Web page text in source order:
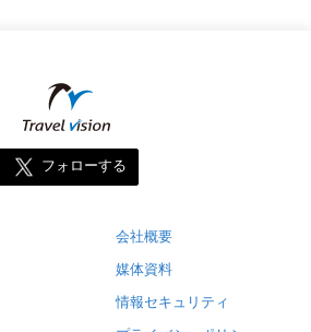
フォローする
会社概要
媒体資料
情報セキュリティ